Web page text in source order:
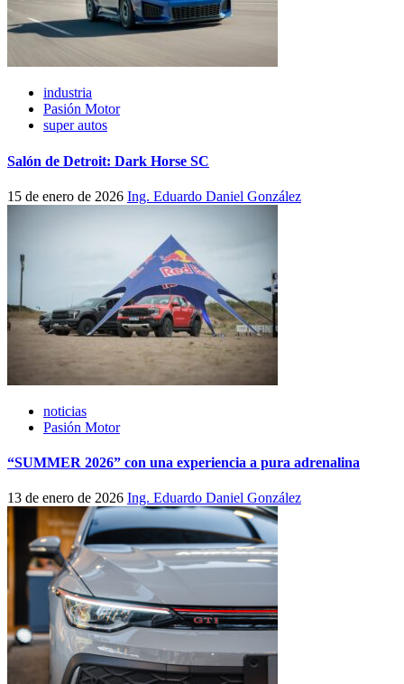
industria
Pasión Motor
super autos
Salón de Detroit: Dark Horse SC
15 de enero de 2026 Ing. Eduardo Daniel González
noticias
Pasión Motor
“SUMMER 2026” con una experiencia a pura adrenalina
13 de enero de 2026 Ing. Eduardo Daniel González